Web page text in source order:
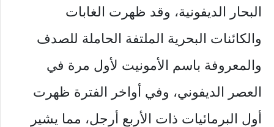
البحار الديفونية، وقد ظهرت الغابات
والكائنات البحرية الملتفة الحاملة للصدف
والمعروفة باسم الأمونيت لأول مرة في
العصر الديفوني، وفي أواخر الفترة ظهرت
أول البرمائيات ذات الأربع أرجل، مما يشير